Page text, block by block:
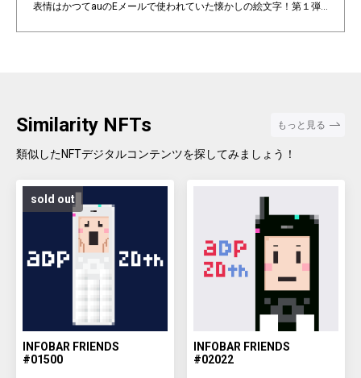
表情はかつてauのEメールで使われていた懐かしの絵文字！第１弾
the INFOBAR FRIENDS' faces are nostalgic pictograms once used
in au e-mail! The first edition is a special edition with the aDp20th l
mbination patterns of "character x expression x background colo
r".
Similarity NFTs もっと見る
類似したNFTデジタルコンテンツを探してみましょう！
sold out
INFOBAR FRIENDS
#01500
INFOBAR FRIENDS
#02022